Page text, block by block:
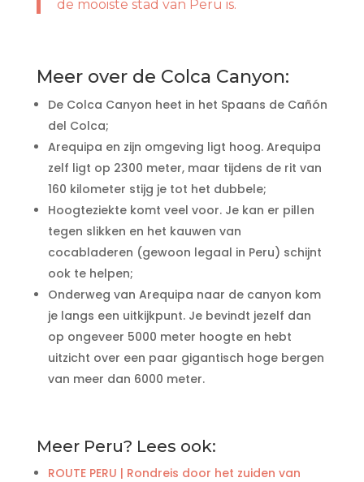
de mooiste stad van Peru is.
Meer over de Colca Canyon:
De Colca Canyon heet in het Spaans de Cañón
del Colca;
Arequipa en zijn omgeving ligt hoog. Arequipa
zelf ligt op 2300 meter, maar tijdens de rit van
160 kilometer stijg je tot het dubbele;
Hoogteziekte komt veel voor. Je kan er pillen
tegen slikken en het kauwen van
cocabladeren (gewoon legaal in Peru) schijnt
ook te helpen;
Onderweg van Arequipa naar de canyon kom
je langs een uitkijkpunt. Je bevindt jezelf dan
op ongeveer 5000 meter hoogte en hebt
uitzicht over een paar gigantisch hoge bergen
van meer dan 6000 meter.
Meer Peru? Lees ook:
ROUTE PERU | Rondreis door het zuiden van